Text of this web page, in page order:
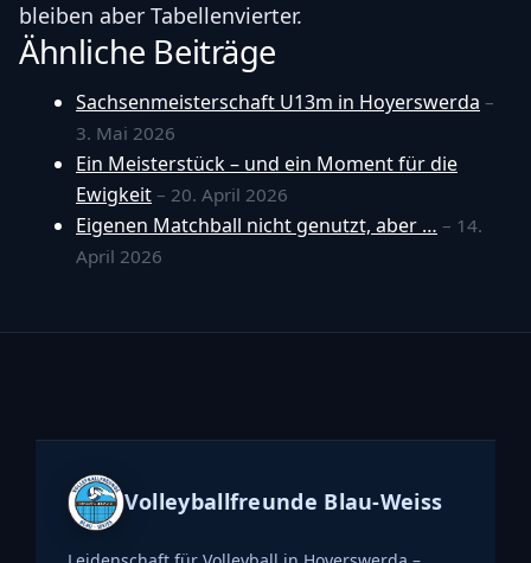
bleiben aber Tabellenvierter.
Ähnliche Beiträge
Sachsenmeisterschaft U13m in Hoyerswerda –
3. Mai 2026
Ein Meisterstück – und ein Moment für die
Ewigkeit – 20. April 2026
Eigenen Matchball nicht genutzt, aber … – 14.
April 2026
Volleyballfreunde Blau-Weiss